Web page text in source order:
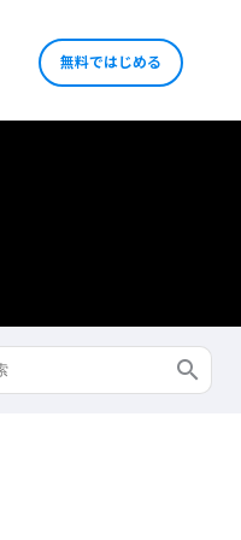
無料ではじめる